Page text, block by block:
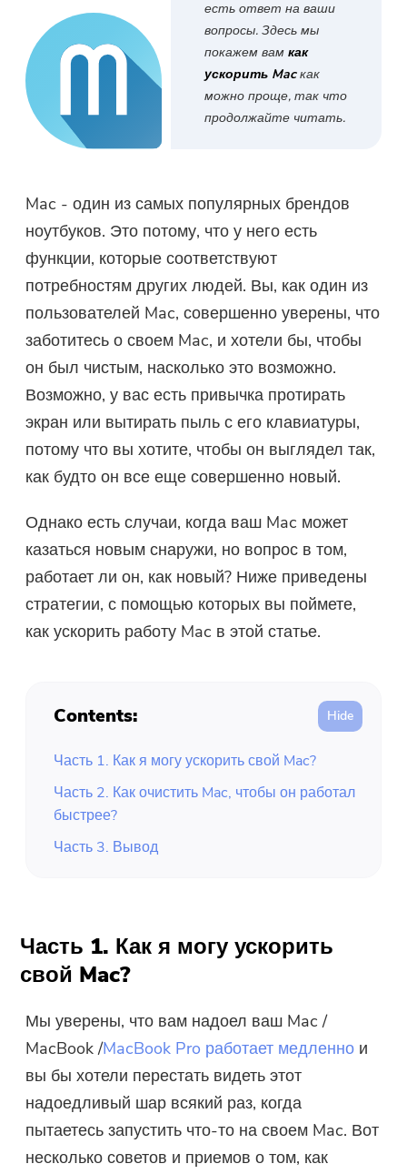
есть ответ на ваши
вопросы. Здесь мы
покажем вамкак
ускорить Macкак
можно проще, так что
продолжайте читать.
Mac - один из самых популярных брендов
ноутбуков. Это потому, что у него есть
функции, которые соответствуют
потребностям других людей. Вы, как один из
пользователей Mac, совершенно уверены, что
заботитесь о своем Mac, и хотели бы, чтобы
он был чистым, насколько это возможно.
Возможно, у вас есть привычка протирать
экран или вытирать пыль с его клавиатуры,
потому что вы хотите, чтобы он выглядел так,
как будто он все еще совершенно новый.
Однако есть случаи, когда ваш Mac может
казаться новым снаружи, но вопрос в том,
работает ли он, как новый? Ниже приведены
стратегии, с помощью которых вы поймете,
как ускорить работу Mac в этой статье.
Contents:
Часть 1. Как я могу ускорить свой Mac?
Часть 2. Как очистить Mac, чтобы он работал
быстрее?
Часть 3. Вывод
Часть 1. Как я могу ускорить
свой Mac?
Мы уверены, что вам надоел ваш Mac /
MacBook /MacBook Pro работает медленно и
вы бы хотели перестать видеть этот
надоедливый шар всякий раз, когда
пытаетесь запустить что-то на своем Mac. Вот
несколько советов и приемов о том, как